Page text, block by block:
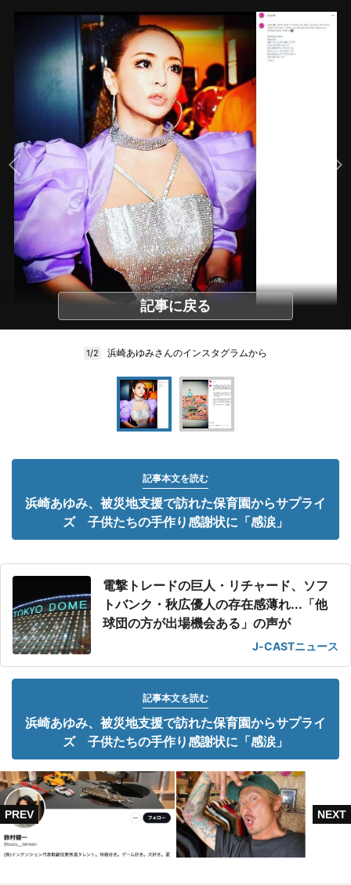
記事に戻る
1/2 浜崎あゆみさんのインスタグラムから
記事本文を読む
浜崎あゆみ、被災地支援で訪れた保育園からサプライ
ズ 子供たちの手作り感謝状に「感涙」
電撃トレードの巨人・リチャード、ソフ
トバンク・秋広優人の存在感薄れ...「他
球団の方が出場機会ある」の声が
J-CASTニュース
記事本文を読む
浜崎あゆみ、被災地支援で訪れた保育園からサプライ
ズ 子供たちの手作り感謝状に「感涙」